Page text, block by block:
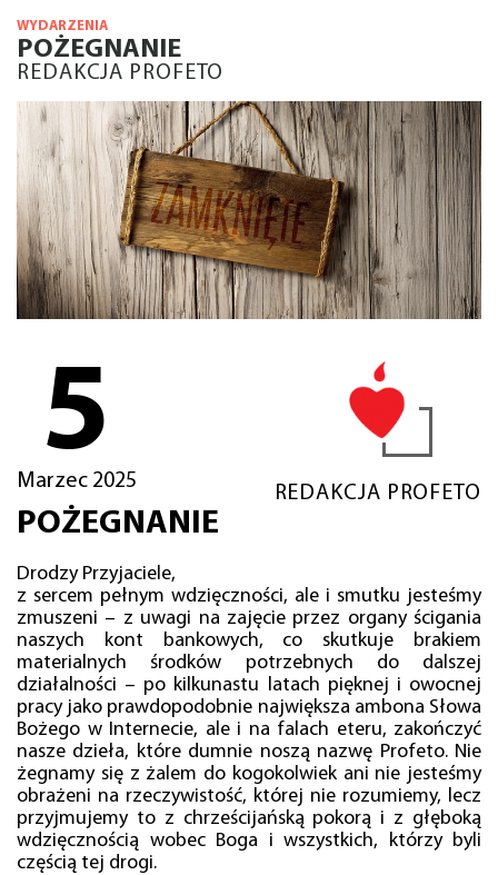
WYDARZENIA
POŻEGNANIE
REDAKCJA PROFETO
5
Marzec 2025
REDAKCJA PROFETO
POŻEGNANIE
Drodzy Przyjaciele,
z sercem pełnym wdzięczności, ale i smutku jesteśmy
zmuszeni – z uwagi na zajęcie przez organy ścigania
naszych kont bankowych, co skutkuje brakiem
materialnych środków potrzebnych do dalszej
działalności – po kilkunastu latach pięknej i owocnej
pracy jako prawdopodobnie największa ambona Słowa
Bożego w Internecie, ale i na falach eteru, zakończyć
nasze dzieła, które dumnie noszą nazwę Profeto. Nie
żegnamy się z żalem do kogokolwiek ani nie jesteśmy
obrażeni na rzeczywistość, której nie rozumiemy, lecz
przyjmujemy to z chrześcijańską pokorą i z głęboką
wdzięcznością wobec Boga i wszystkich, którzy byli
częścią tej drogi.